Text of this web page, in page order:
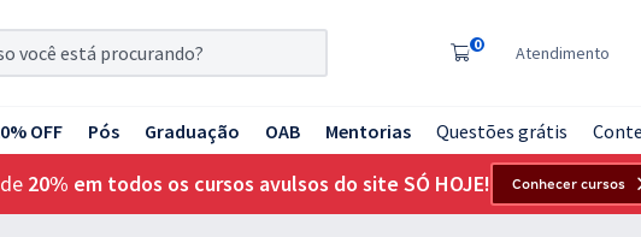
0 Atendimento
OFF Pós Graduação OAB Mentorias Questões grátis
20% em todos os cursos avulsos do site SÓ HOJE! Conhecer cursos